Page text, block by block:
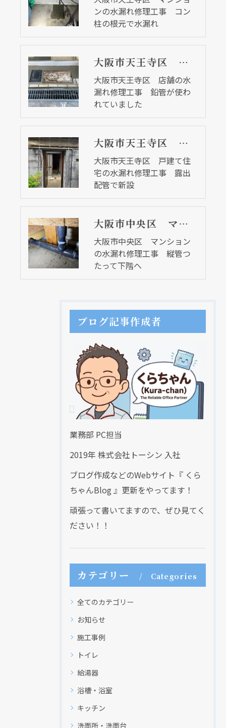
ンの水漏れ修理工事 コン
柱の根元で水漏れ
大阪市天王寺区 店舗の水漏れ修理工事 鉛管が使われていました
大阪市天王寺区 店舗の水
漏れ修理工事 鉛管が使わ
れていました
大阪市天王寺区 戸建て住宅の水漏れ修理工事 露出配管で新設
大阪市天王寺区 戸建て住
宅の水漏れ修理工事 露出
配管で新設
大阪市中央区 マンションの水漏れ修理工事 縦管つたって下階へ
大阪市中央区 マンション
の水漏れ修理工事 縦管つ
たって下階へ
ブログ記事作成者
業務部 PC担当
2019年 株式会社トーシン 入社
ブログ作成などのWebサイト『 くら
ちゃんBlog 』更新をやってます！
頑張って書いてますので、ぜひ見てく
ださい！！
カテゴリー Categories
全てのカテゴリー
お知らせ
施工事例
トイレ
給湯器
浴槽・浴室
キッチン
洗面所・洗面台